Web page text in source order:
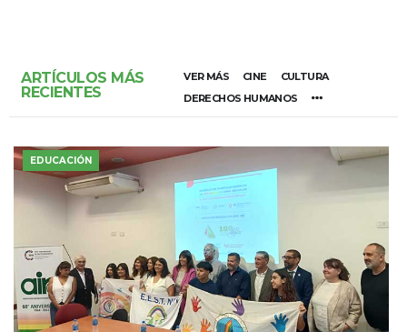
ARTÍCULOS MÁS
RECIENTES
VER MÁS CINE
CULTURA
DERECHOS HUMANOS
EDUCACIÓN